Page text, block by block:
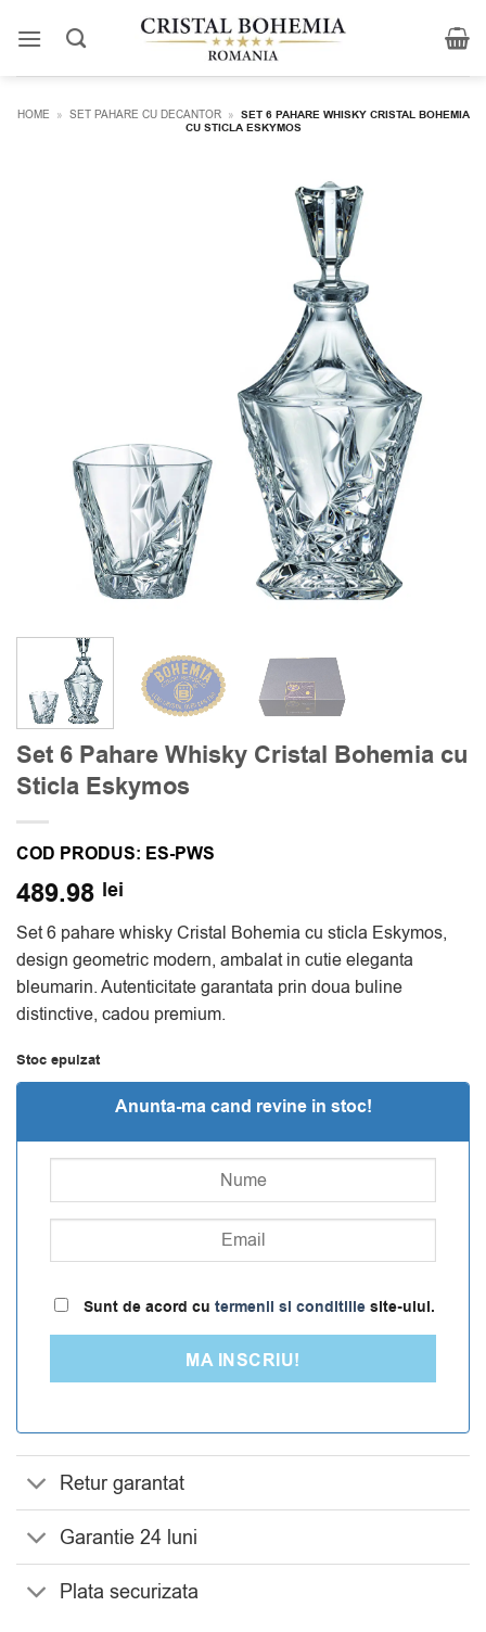
HOME » SET PAHARE CU DECANTOR » SET 6 PAHARE WHISKY CRISTAL BOHEMIA
CU STICLA ESKYMOS
Set 6 Pahare Whisky Cristal Bohemia cu
Sticla Eskymos
COD PRODUS: ES-PWS
489.98 lei
Set 6 pahare whisky Cristal Bohemia cu sticla Eskymos,
design geometric modern, ambalat in cutie eleganta
bleumarin. Autenticitate garantata prin doua buline
distinctive, cadou premium.
Stoc epuizat
Anunta-ma cand revine in stoc!
Sunt de acord cu termenii si conditiilesite-ului.
MA INSCRIU!
Retur garantat
Garantie 24 luni
Plata securizata